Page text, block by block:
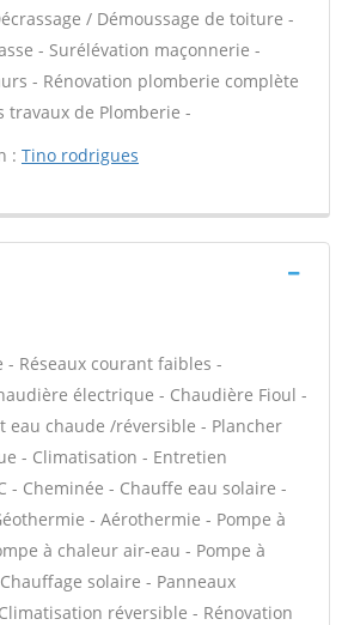
/ Démoussage de toiture -
- Surélévation maçonnerie -
- Rénovation plomberie complète
travaux de Plomberie -
: Tino rodrigues
Réseaux courant faibles -
électrique - Chaudière Fioul -
eau chaude /réversible - Plancher
- Climatisation - Entretien
- Cheminée - Chauffe eau solaire -
- Aérothermie - Pompe à
à chaleur air-eau - Pompe à
solaire - Panneaux
réversible - Rénovation